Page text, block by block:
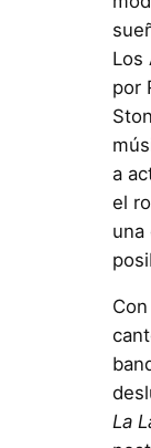
Los
por
a
el
una
La